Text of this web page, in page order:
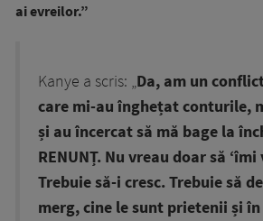
ai evreilor.”
Kanye a scris: „Da, am un
care mi-au înghețat conturile,
și au încercat să mă bage la
RENUNȚ. Nu vreau doar să
Trebuie să-i cresc. Trebuie să
merg, cine le sunt prietenii și în